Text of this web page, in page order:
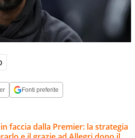
Fonti preferite
faccia dalla Premier: la strategia